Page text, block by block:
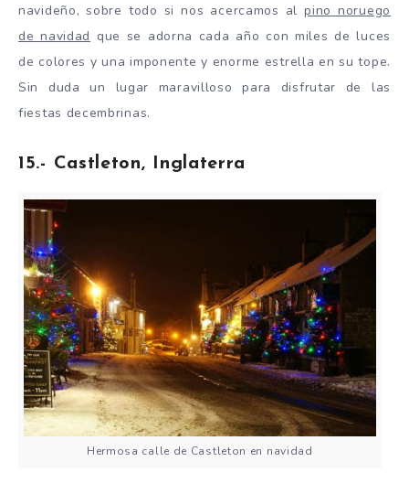
navideño, sobre todo si nos acercamos alpino noruego
de navidad que se adorna cada año con miles de luces
de colores y una imponente y enorme estrella en su tope.
Sin duda un lugar maravilloso para disfrutar de las
fiestas decembrinas.
15.- Castleton, Inglaterra
Hermosa calle de Castleton en navidad